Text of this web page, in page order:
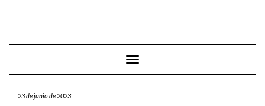
Cambiar modo de navegación
23 de junio de 2023